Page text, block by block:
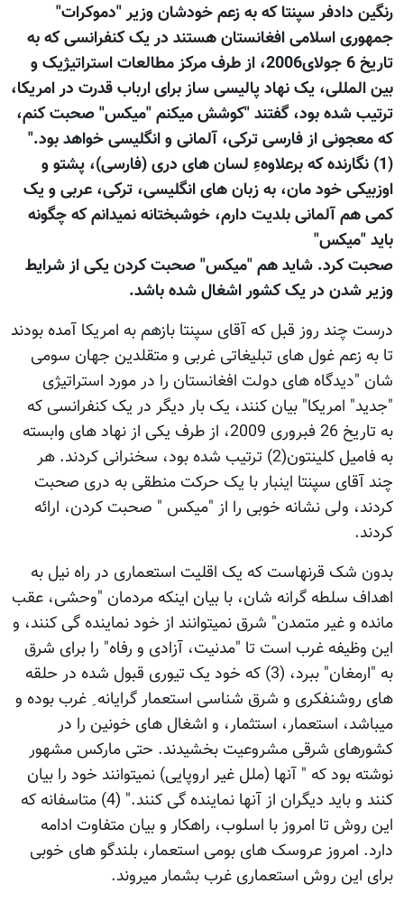
رنگین دادفر سپنتا که به زعم خودشان وزیر "دموکرات"
جمهوری اسلامی افغانستان هستند در یک کنفرانسی که به
تاریخ 6 جولای2006، از طرف مرکز مطالعات استراتیژیک و
بین المللی، یک نهاد پالیسی ساز برای ارباب قدرت در امریکا،
ترتیب شده بود، گفتند "کوشش میکنم "میکس" صحبت کنم،
که معجونی از فارسی ترکی، آلمانی و انگلیسی خواهد بود."
(1) نگارنده که برعلاوهءِ لسان های دری (فارسی)، پشتو و
اوزبیکی خود مان، به زبان های انگلیسی، ترکی، عربی و یک
کمی هم آلمانی بلدیت دارم، خوشبختانه نمیدانم که چگونه
باید "میکس"
صحبت کرد. شاید هم "میکس" صحبت کردن یکی از شرایط
وزیر شدن در یک کشور اشغال شده باشد.
درست چند روز قبل که آقای سپنتا بازهم به امریکا آمده بودند
تا به زعم غول های تبلیغاتی غربی و متقلدین جهان سومی
شان "دیدگاه های دولت افغانستان را در مورد استراتیژی
"جدید" امریکا" بیان کنند، یک بار دیگر در یک کنفرانسی که
به تاریخ 26 فبروری 2009، از طرف یکی از نهاد های وابسته
به فامیل کلینتون(2) ترتیب شده بود، سخنرانی کردند. هر
چند آقای سپنتا اینبار با یک حرکت منطقی به دری صحبت
کردند، ولی نشانه خوبی را از "میکس " صحبت کردن، ارائه
کردند.
بدون شک قرنهاست که یک اقلیت استعماری در راه نیل به
اهداف سلطه گرانه شان، با بیان اینکه مردمان "وحشی، عقب
مانده و غیر متمدن" شرق نمیتوانند از خود نماینده گی کنند، و
این وظیفه غرب است تا "مدنیت، آزادی و رفاه" را برای شرق
به "ارمغان" ببرد، (3) که خود یک تیوری قبول شده در حلقه
های روشنفکری و شرق شناسی استعمار گرایانه ِ غرب بوده و
میباشد، استعمار، استثمار، و اشغال های خونین را در
کشورهای شرقی مشروعیت بخشیدند. حتی مارکس مشهور
نوشته بود که " آنها (ملل غیر اروپایی) نمیتوانند خود را بیان
کنند و باید دیگران از آنها نماینده گی کنند." (4) متاسفانه که
این روش تا امروز با اسلوب، راهکار و بیان متفاوت ادامه
دارد. امروز عروسک های بومی استعمار، بلندگو های خوبی
برای این روش استعماری غرب بشمار میروند.